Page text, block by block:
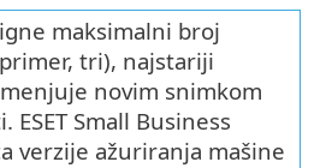
maksimalni broj
tri), najstariji
novim snimkom
ESET Small Business
verzije ažuriranja mašine